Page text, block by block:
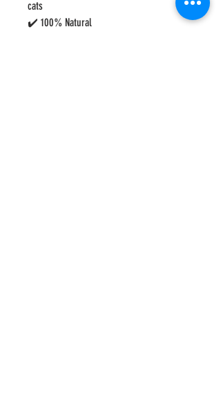
cats
✔️ 100% Natural